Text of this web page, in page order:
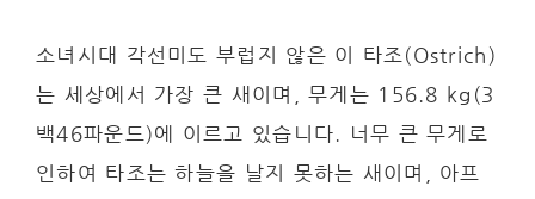
소녀시대 각선미도 부럽지 않은 이 타조(Ostrich)
는 세상에서 가장 큰 새이며, 무게는 156.8 kg(3
백46파운드)에 이르고 있습니다. 너무 큰 무게로
인하여 타조는 하늘을 날지 못하는 새이며, 아프